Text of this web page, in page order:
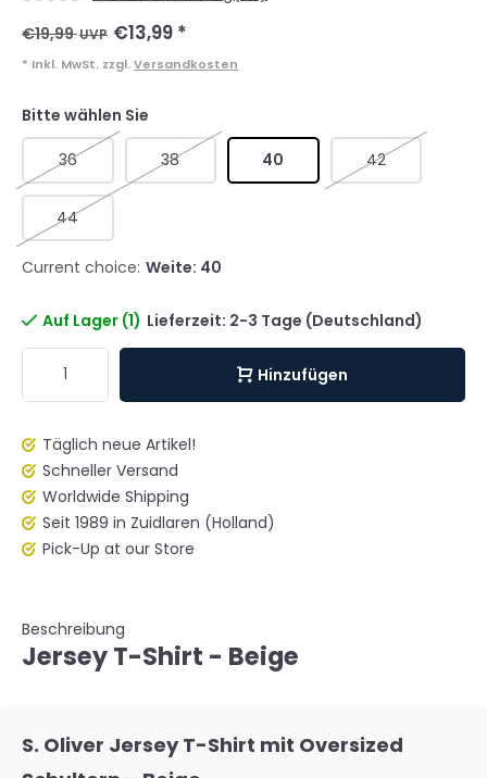
€19,99UVP €13,99 *
* Inkl. MwSt. zzgl. Versandkosten
Bitte wählen Sie
36 38 40 42
44
Current choice: Weite: 40
Auf Lager (1) Lieferzeit: 2-3 Tage (Deutschland)
Hinzufügen
Täglich neue Artikel!
Schneller Versand
Worldwide Shipping
Seit 1989 in Zuidlaren (Holland)
Pick-Up at our Store
Beschreibung
Jersey T-Shirt - Beige
S. Oliver Jersey T-Shirt mit Oversized